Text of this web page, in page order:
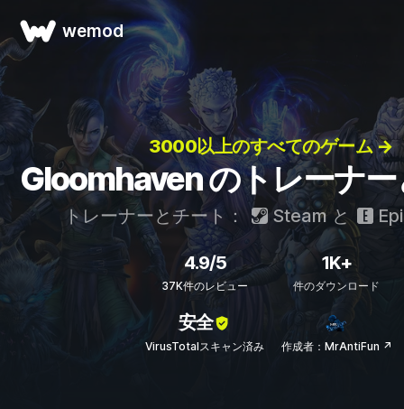
wemod
3000以上のすべてのゲーム →
Gloomhaven のトレーナ
トレーナーとチート： Steamと
4.9/5
37K件のレビュー
1K+
件のダウンロード
安全
VirusTotalスキャン済み 作成者：MrAntiFun ↗